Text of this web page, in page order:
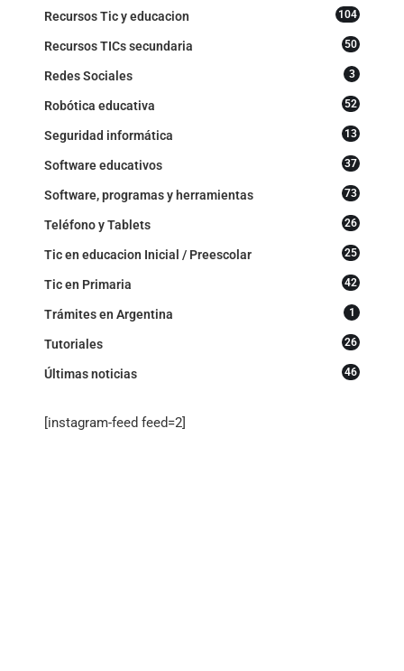
Recursos Tic y educacion 104
Recursos TICs secundaria 50
Redes Sociales 3
Robótica educativa 52
Seguridad informática 13
Software educativos 37
Software, programas y herramientas 73
Teléfono y Tablets 26
Tic en educacion Inicial / Preescolar 25
Tic en Primaria 42
Trámites en Argentina 1
Tutoriales 26
Últimas noticias 46
[instagram-feed feed=2]